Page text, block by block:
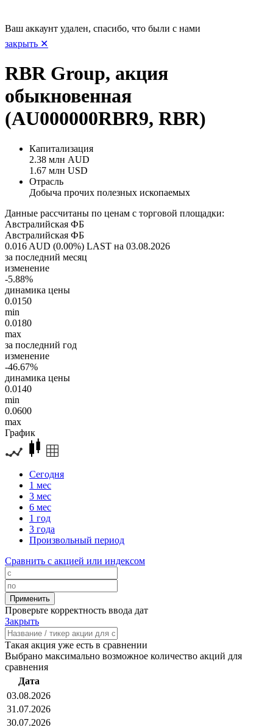
Ваш аккаунт удален, спасибо, что были с нами
закрыть ✕
RBR Group, акция
обыкновенная
(AU000000RBR9, RBR)
Капитализация
2.38 млн AUD
1.67 млн USD
Отрасль
Добыча прочих полезных ископаемых
Данные рассчитаны по ценам с торговой площадки:
Австралийская ФБ
Австралийская ФБ
0.016 AUD (0.00%) LAST на 03.08.2026
за последний месяц
изменение
-5.88%
динамика цены
0.0150
min
0.0180
max
за последний год
изменение
-46.67%
динамика цены
0.0140
min
0.0600
max
График
Сегодня
1 мес
3 мес
6 мес
1 год
3 года
Произвольный период
Сравнить с акцией или индексом
Проверьте корректность ввода дат
Закрыть
Такая акция уже есть в сравнении
Выбрано максимально возможное количество акций для
сравнения
Дата
03.08.2026
31.07.2026
30.07.2026